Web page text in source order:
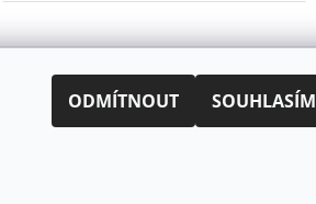
ODMÍTNOUT SOUHLASÍM